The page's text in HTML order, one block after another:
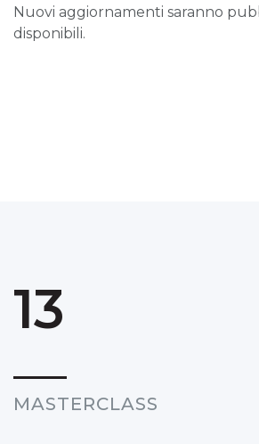
Nuovi aggiornamenti saranno
disponibili.
13
MASTERCLASS